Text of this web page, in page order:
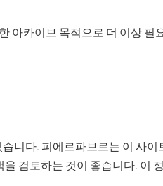
아카이브 목적으로 더 이상
니다. 피에르파브르는 이 사
검토하는 것이 좋습니다. 이